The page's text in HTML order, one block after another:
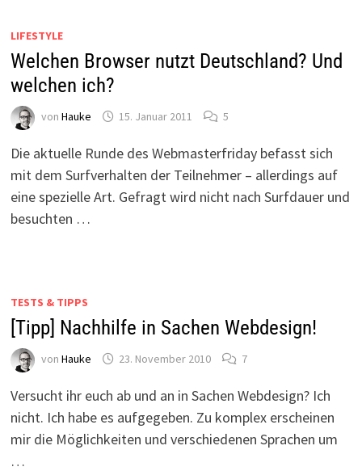
LIFESTYLE
Welchen Browser nutzt Deutschland? Und
welchen ich?
von Hauke 15. Januar 2011 5
Die aktuelle Runde des Webmasterfriday befasst sich
mit dem Surfverhalten der Teilnehmer – allerdings auf
eine spezielle Art. Gefragt wird nicht nach Surfdauer und
besuchten …
TESTS & TIPPS
[Tipp] Nachhilfe in Sachen Webdesign!
von Hauke 23. November 2010 7
Versucht ihr euch ab und an in Sachen Webdesign? Ich
nicht. Ich habe es aufgegeben. Zu komplex erscheinen
mir die Möglichkeiten und verschiedenen Sprachen um
…